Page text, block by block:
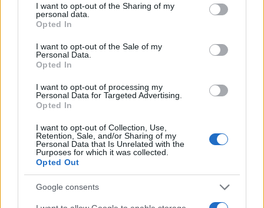
I want to opt-out of the Sharing of my
personal data.
Opted In
I want to opt-out of the Sale of my
Personal Data.
Opted In
I want to opt-out of processing my
Personal Data for Targeted Advertising.
Opted In
I want to opt-out of Collection, Use,
Retention, Sale, and/or Sharing of my
Personal Data that Is Unrelated with the
Purposes for which it was collected.
Opted Out
Google consents
bello, ma chi paga? Leggere sempre MDP se
volete conoscere i livelli di abiezione alla
porchetta del partito comunista.